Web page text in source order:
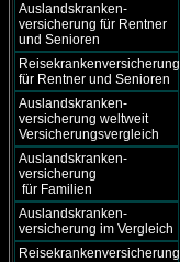
Auslandskranken-
versicherung für Rentner
und Senioren
Reisekrankenversicherung
für Rentner und Senioren
Auslandskranken-
versicherung weltweit
Versicherungsvergleich
Auslandskranken-
versicherung
für Familien
Auslandskranken-
versicherung im Vergleich
Reisekrankenversicherung